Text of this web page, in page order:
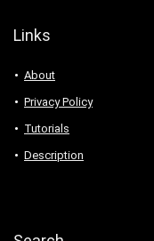
Links
About
Privacy Policy
Tutorials
Description